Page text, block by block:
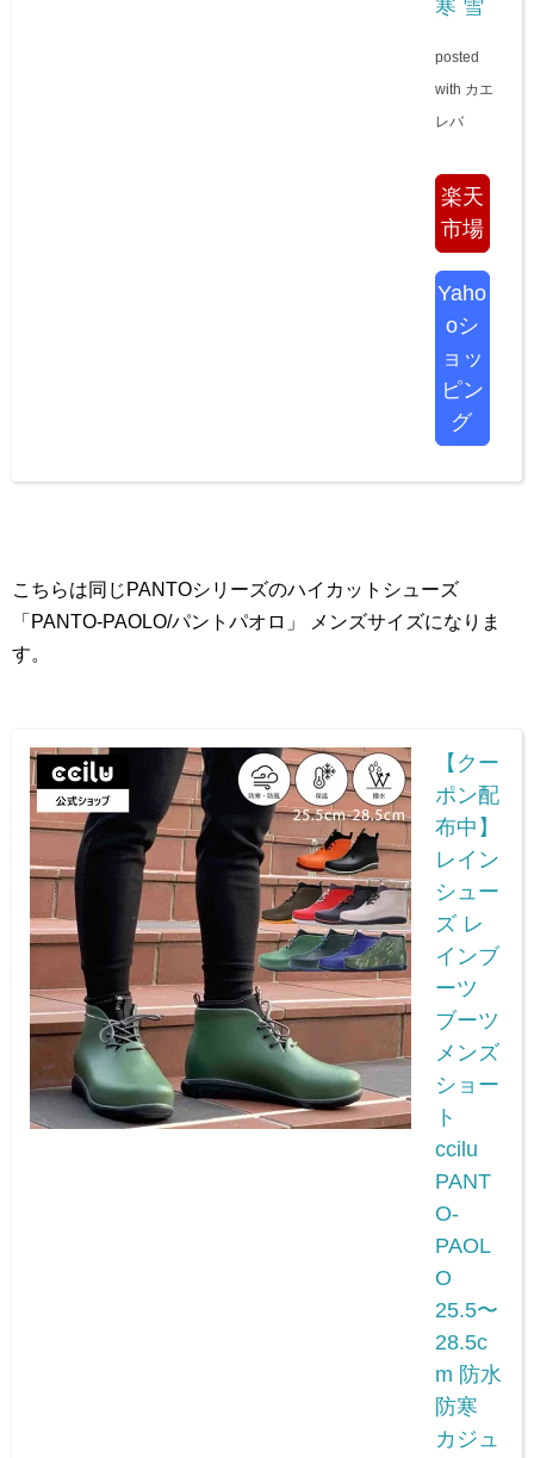
寒 雪
posted
with カエ
レバ
楽天
市場
Yaho
oシ
ョッ
ピン
グ
こちらは同じPANTOシリーズのハイカットシューズ
「PANTO-PAOLO/パントパオロ」 メンズサイズになりま
す。
【クー
ポン配
布中】
レイン
シュー
ズ レ
インブ
ーツ
ブーツ
メンズ
ショー
ト
ccilu
PANT
O-
PAOL
O
25.5〜
28.5c
m 防水
防寒
カジュ